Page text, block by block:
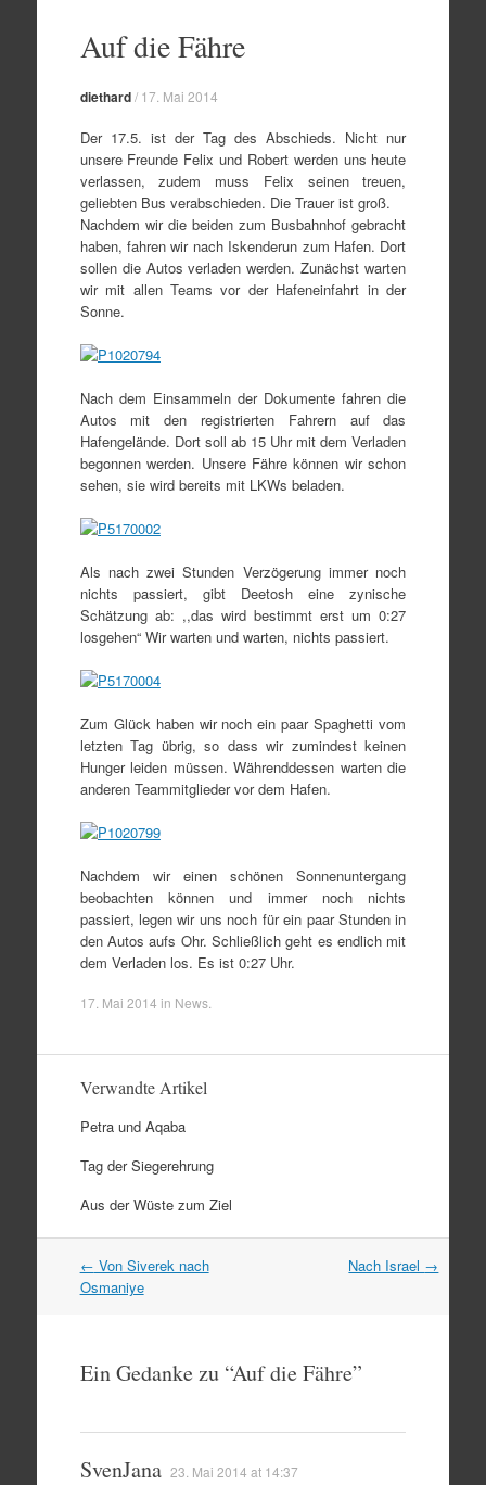
springenAuf die Fähre
diethard/ 17. Mai 2014
Der 17.5. ist der Tag des Abschieds. Nicht nur
unsere Freunde Felix und Robert werden uns heute
verlassen, zudem muss Felix seinen treuen,
geliebten Bus verabschieden. Die Trauer ist groß.
Nachdem wir die beiden zum Busbahnhof gebracht
haben, fahren wir nach Iskenderun zum Hafen. Dort
sollen die Autos verladen werden. Zunächst warten
wir mit allen Teams vor der Hafeneinfahrt in der
Sonne.
Nach dem Einsammeln der Dokumente fahren die
Autos mit den registrierten Fahrern auf das
Hafengelände. Dort soll ab 15 Uhr mit dem Verladen
begonnen werden. Unsere Fähre können wir schon
sehen, sie wird bereits mit LKWs beladen.
Als nach zwei Stunden Verzögerung immer noch
nichts passiert, gibt Deetosh eine zynische
Schätzung ab: ,,das wird bestimmt erst um 0:27
losgehen“ Wir warten und warten, nichts passiert.
Zum Glück haben wir noch ein paar Spaghetti vom
letzten Tag übrig, so dass wir zumindest keinen
Hunger leiden müssen. Währenddessen warten die
anderen Teammitglieder vor dem Hafen.
Nachdem wir einen schönen Sonnenuntergang
beobachten können und immer noch nichts
passiert, legen wir uns noch für ein paar Stunden in
den Autos aufs Ohr. Schließlich geht es endlich mit
dem Verladen los. Es ist 0:27 Uhr.
17. Mai 2014 in News.
Verwandte Artikel
Petra und Aqaba
Tag der Siegerehrung
Aus der Wüste zum Ziel
Artikel
Navigation
← Von Siverek nach
Osmaniye
Nach Israel →
Ein Gedanke zu “Auf die Fähre”
SvenJana 23. Mai 2014 at 14:37